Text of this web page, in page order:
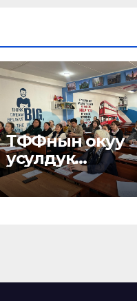
ТФФнын окуу
усулдук
кеңешинин
кезектеги